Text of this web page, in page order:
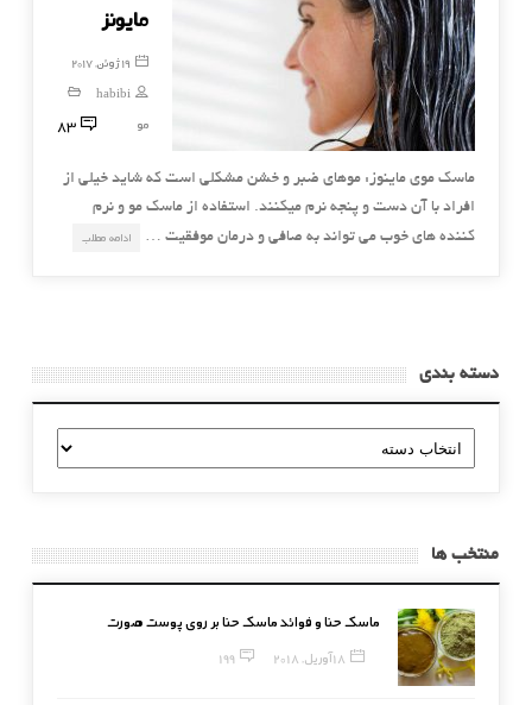
مایونز
19 ژوئن, 2017
habibi
مو
83
ماسک موی ماینوز: موهای ضبر و خشن مشکلی است که شاید خیلی از
افراد با آن دست و پنجه نرم میکنند. استفاده از ماسک مو و نرم
کننده های خوب می تواند به صافی و درمان موفقیت …
ادامه مطلب
دسته بندی
دسته
بندی
منتخب ها
ماسک حنا و فوائد ماسک حنا بر روی پوست صورت
18 آوریل, 2018 199